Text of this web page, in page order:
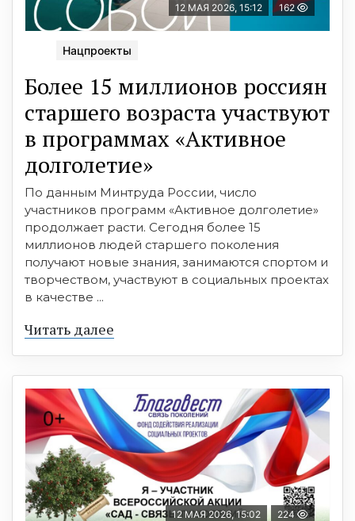
12 МАЯ 2026, 15:12 162
Нацпроекты
Более 15 миллионов россиян
старшего возраста участвуют
в программах «Активное
долголетие»
По данным Минтруда России, число
участников программ «Активное долголетие»
продолжает расти. Сегодня более 15
миллионов людей старшего поколения
получают новые знания, занимаются спортом и
творчеством, участвуют в социальных проектах
в качестве ...
Читать далее
12 МАЯ 2026, 15:02 224